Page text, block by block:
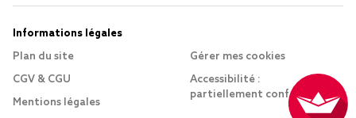
Informations légales
Plan du site
CGV & CGU
Mentions légales
Gérer mes cookies
Accessibilité :
partiellement conforme